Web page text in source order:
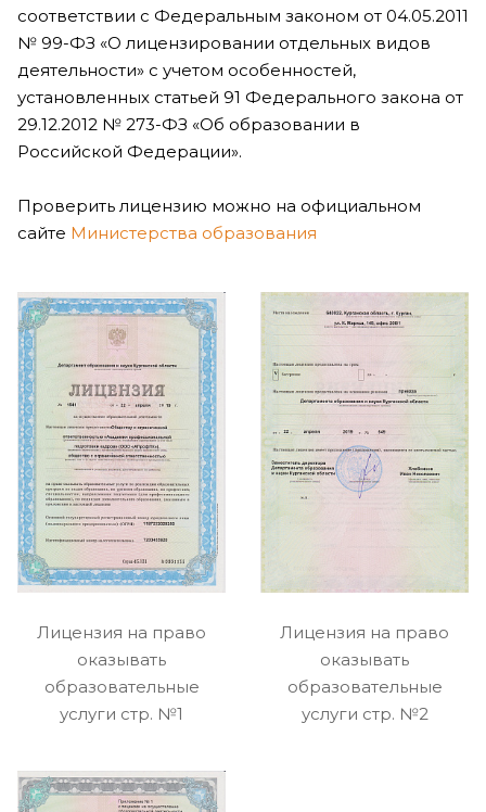
соответствии с Федеральным законом от 04.05.2011
№ 99-ФЗ «О лицензировании отдельных видов
деятельности» с учетом особенностей,
установленных статьей 91 Федерального закона от
29.12.2012 № 273-ФЗ «Об образовании в
Российской Федерации».
Проверить лицензию можно на официальном
сайте Министерства образования
Лицензия на право
оказывать
образовательные
услуги стр. №1
Лицензия на право
оказывать
образовательные
услуги стр. №2